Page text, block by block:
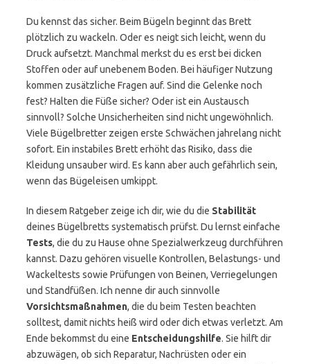
Du kennst das sicher. Beim Bügeln beginnt das Brett
plötzlich zu wackeln. Oder es neigt sich leicht, wenn du
Druck aufsetzt. Manchmal merkst du es erst bei dicken
Stoffen oder auf unebenem Boden. Bei häufiger Nutzung
kommen zusätzliche Fragen auf. Sind die Gelenke noch
fest? Halten die Füße sicher? Oder ist ein Austausch
sinnvoll? Solche Unsicherheiten sind nicht ungewöhnlich.
Viele Bügelbretter zeigen erste Schwächen jahrelang nicht
sofort. Ein instabiles Brett erhöht das Risiko, dass die
Kleidung unsauber wird. Es kann aber auch gefährlich sein,
wenn das Bügeleisen umkippt.
In diesem Ratgeber zeige ich dir, wie du die Stabilität
deines Bügelbretts systematisch prüfst. Du lernst einfache
Tests, die du zu Hause ohne Spezialwerkzeug durchführen
kannst. Dazu gehören visuelle Kontrollen, Belastungs- und
Wackeltests sowie Prüfungen von Beinen, Verriegelungen
und Standfüßen. Ich nenne dir auch sinnvolle
Vorsichtsmaßnahmen, die du beim Testen beachten
solltest, damit nichts heiß wird oder dich etwas verletzt. Am
Ende bekommst du eine Entscheidungshilfe. Sie hilft dir
abzuwägen, ob sich Reparatur, Nachrüsten oder ein